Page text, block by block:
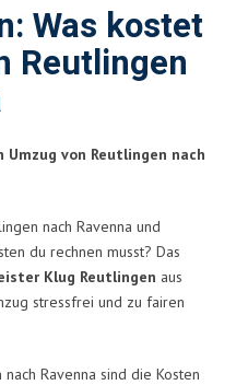
Was kostet
Reutlingen
Umzug von Reutlingen nach
nach Ravenna und
du rechnen musst? Das
Klug Reutlingen aus
stressfrei und zu fairen
Ravenna sind die Kosten